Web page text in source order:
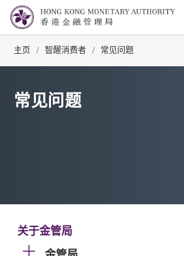
主页 / 智醒消费者 / 常见问题
常见问题
关于金管局